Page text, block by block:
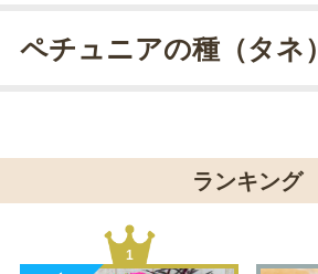
ペチュニアの種（タネ）
ランキング
1